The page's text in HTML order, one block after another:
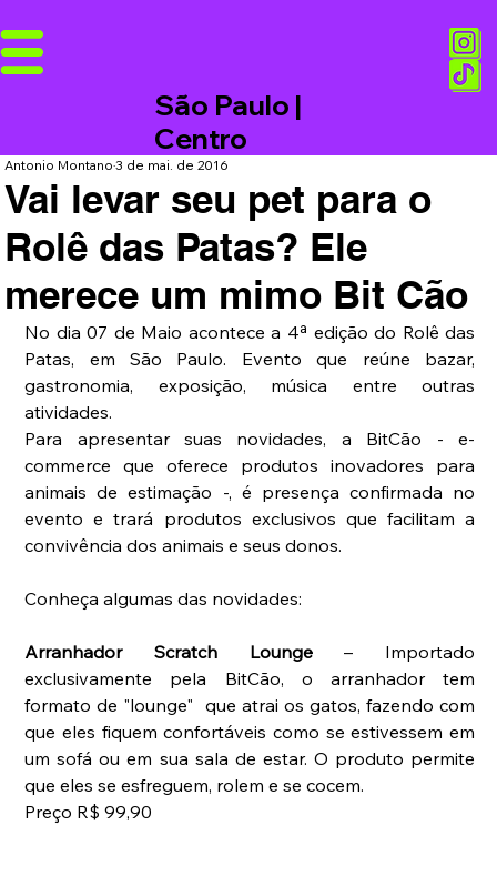
São Paulo |
Centro
Vai levar seu pet para o
Rolê das Patas? Ele
merece um mimo Bit Cão
Antonio Montano3 de mai. de 2016
No dia 07 de Maio acontece a 4ª edição do Rolê das
Patas, em São Paulo. Evento que reúne bazar,
gastronomia, exposição, música entre outras
atividades.
Para apresentar suas novidades, a BitCão - e-
commerce que oferece produtos inovadores para
animais de estimação -, é presença confirmada no
evento e trará produtos exclusivos que facilitam a
convivência dos animais e seus donos.
Conheça algumas das novidades:
Arranhador Scratch Lounge – Importado
exclusivamente pela BitCão, o arranhador tem
formato de "lounge"  que atrai os gatos, fazendo com
que eles fiquem confortáveis como se estivessem em
um sofá ou em sua sala de estar. O produto permite
que eles se esfreguem, rolem e se cocem.
Preço R$ 99,90